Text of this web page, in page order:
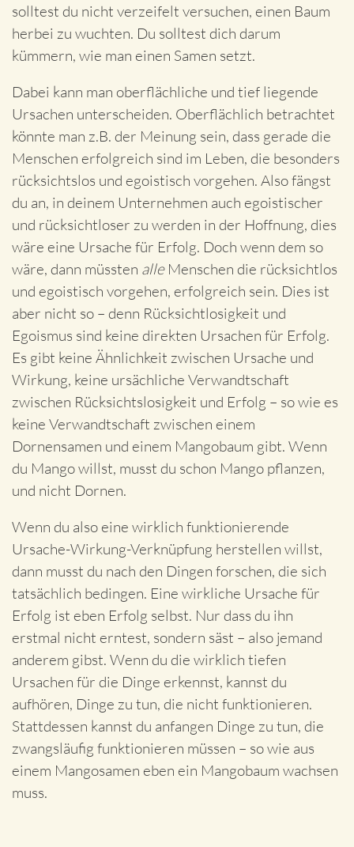
solltest du nicht verzeifelt versuchen, einen Baum
herbei zu wuchten. Du solltest dich darum
kümmern, wie man einen Samen setzt.
Dabei kann man oberflächliche und tief liegende
Ursachen unterscheiden. Oberflächlich betrachtet
könnte man z.B. der Meinung sein, dass gerade die
Menschen erfolgreich sind im Leben, die besonders
rücksichtslos und egoistisch vorgehen. Also fängst
du an, in deinem Unternehmen auch egoistischer
und rücksichtloser zu werden in der Hoffnung, dies
wäre eine Ursache für Erfolg. Doch wenn dem so
wäre, dann müssten alleMenschen die rücksichtlos
und egoistisch vorgehen, erfolgreich sein. Dies ist
aber nicht so – denn Rücksichtlosigkeit und
Egoismus sind keine direkten Ursachen für Erfolg.
Es gibt keine Ähnlichkeit zwischen Ursache und
Wirkung, keine ursächliche Verwandtschaft
zwischen Rücksichtslosigkeit und Erfolg – so wie es
keine Verwandtschaft zwischen einem
Dornensamen und einem Mangobaum gibt. Wenn
du Mango willst, musst du schon Mango pflanzen,
und nicht Dornen.
Wenn du also eine wirklich funktionierende
Ursache-Wirkung-Verknüpfung herstellen willst,
dann musst du nach den Dingen forschen, die sich
tatsächlich bedingen. Eine wirkliche Ursache für
Erfolg ist eben Erfolg selbst. Nur dass du ihn
erstmal nicht erntest, sondern säst – also jemand
anderem gibst. Wenn du die wirklich tiefen
Ursachen für die Dinge erkennst, kannst du
aufhören, Dinge zu tun, die nicht funktionieren.
Stattdessen kannst du anfangen Dinge zu tun, die
zwangsläufig funktionieren müssen – so wie aus
einem Mangosamen eben ein Mangobaum wachsen
muss.